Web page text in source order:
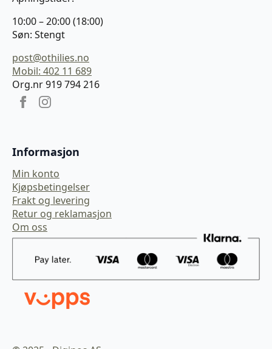
10:00 – 20:00 (18:00)
Søn: Stengt
post@othilies.no
Mobil: 402 11 689
Org.nr 919 794 216
Informasjon
Min konto
Kjøpsbetingelser
Frakt og levering
Retur og reklamasjon
Om oss